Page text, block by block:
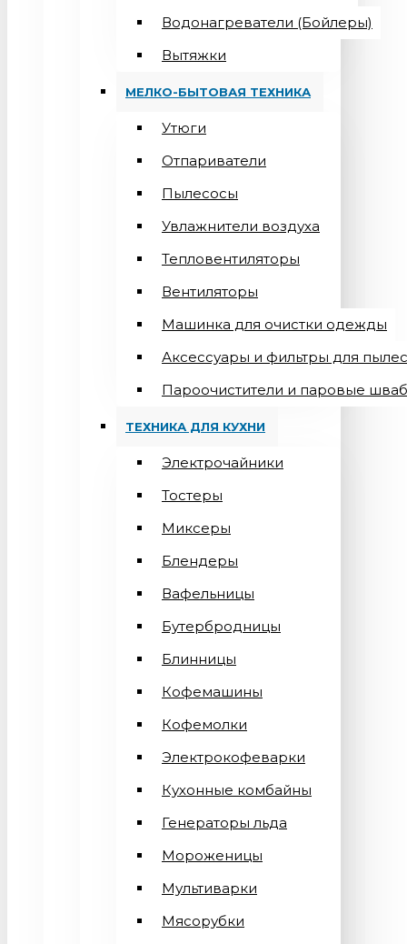
Водонагреватели (Бойлеры)
Вытяжки
МЕЛКО-БЫТОВАЯ ТЕХНИКА
Утюги
Отпариватели
Пылесосы
Увлажнители воздуха
Тепловентиляторы
Вентиляторы
Машинка для очистки одежды
Аксессуары и фильтры для
Пароочистители и паровые
ТЕХНИКА ДЛЯ КУХНИ
Электрочайники
Тостеры
Миксеры
Блендеры
Вафельницы
Бутербродницы
Блинницы
Кофемашины
Кофемолки
Электрокофеварки
Кухонные комбайны
Генераторы льда
Мороженицы
Мультиварки
Мясорубки